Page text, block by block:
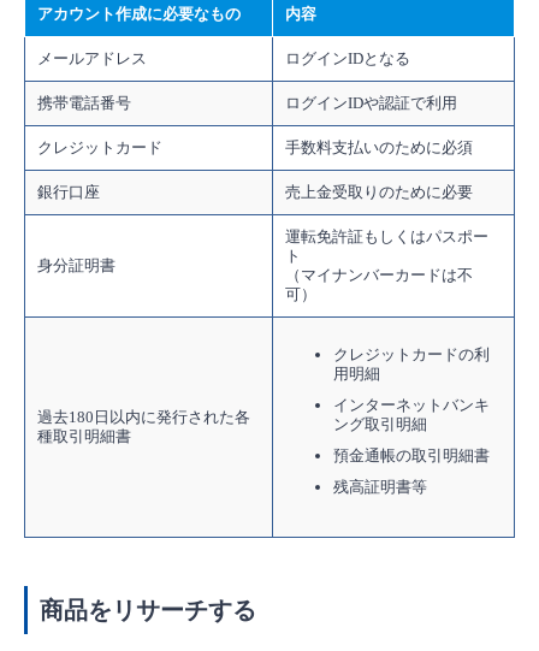
アカウント作成に必要なもの 内容
メールアドレス ログインIDとなる
携帯電話番号 ログインIDや認証で利用
クレジットカード 手数料支払いのために必須
銀行口座 売上金受取りのために必要
身分証明書
運転免許証もしくはパスポー
ト
（マイナンバーカードは不
可）
過去180日以内に発行された各
種取引明細書
クレジットカードの利
用明細
インターネットバンキ
ング取引明細
預金通帳の取引明細書
残高証明書等
商品をリサーチする